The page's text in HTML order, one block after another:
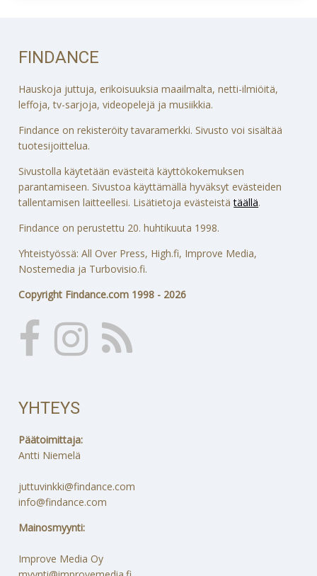
FINDANCE
Hauskoja juttuja, erikoisuuksia maailmalta, netti-ilmiöitä,
leffoja, tv-sarjoja, videopelejä ja musiikkia.
Findance on rekisteröity tavaramerkki. Sivusto voi sisältää
tuotesijoittelua.
Sivustolla käytetään evästeitä käyttökokemuksen
parantamiseen. Sivustoa käyttämällä hyväksyt evästeiden
tallentamisen laitteellesi. Lisätietoja evästeistätäällä.
Findance on perustettu 20. huhtikuuta 1998.
Yhteistyössä: All Over Press, High.fi, Improve Media,
Nostemedia ja Turbovisio.fi.
Copyright Findance.com 1998 - 2026
YHTEYS
Päätoimittaja:
Antti Niemelä
juttuvinkki@findance.com
info@findance.com
Mainosmyynti:
Improve Media Oy